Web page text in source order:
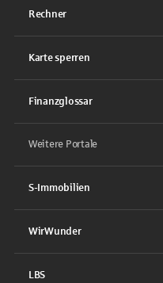
Rechner
Karte sperren
Finanzglossar
Weitere Portale
S-Immobilien
WirWunder
LBS